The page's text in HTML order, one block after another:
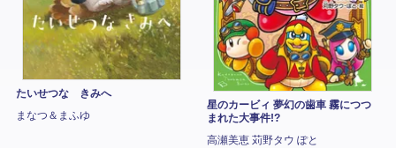
たいせつな きみへ
まなつ＆まふゆ
星のカービィ 夢幻の歯車 霧につつ
まれた大事件!?
高瀬美恵 苅野タウ ぽと